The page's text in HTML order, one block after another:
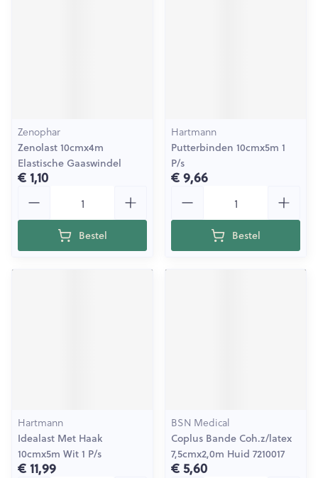
Zenophar
Zenolast 10cmx4m
Elastische Gaaswindel
€ 1,10
Bestel
Hartmann
Putterbinden 10cmx5m 1
P/s
€ 9,66
Bestel
Hartmann
Idealast Met Haak
10cmx5m Wit 1 P/s
€ 11,99
BSN Medical
Coplus Bande Coh.z/latex
7,5cmx2,0m Huid 7210017
€ 5,60